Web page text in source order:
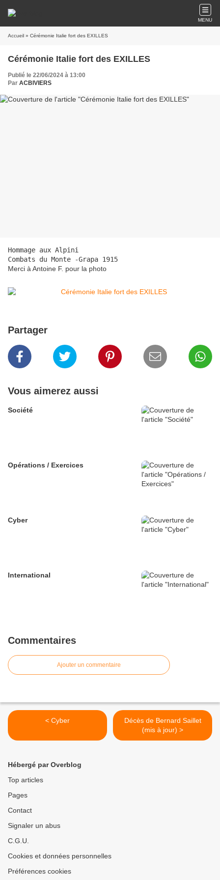
MENU
Accueil » Cérémonie Italie fort des EXILLES
Cérémonie Italie fort des EXILLES
Publié le 22/06/2024 à 13:00
Par ACBIVIERS
Hommage aux Alpini
Combats du Monte -Grapa 1915
Merci à Antoine F. pour la photo
Partager
Vous aimerez aussi
Société
Opérations / Exercices
Cyber
International
Commentaires
Ajouter un commentaire
< Cyber
Décès de Bernard Saillet
(mis à jour) >
Hébergé par Overblog
Top articles
Pages
Contact
Signaler un abus
C.G.U.
Cookies et données personnelles
Préférences cookies